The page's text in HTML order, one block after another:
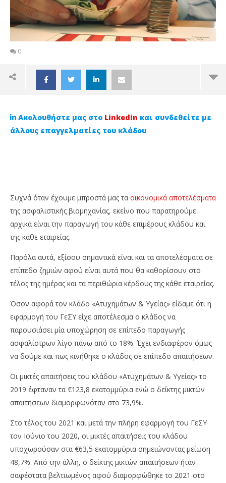
0
Αυξημένα τα τεχνικά κέρδη του Κλάδου
«Ατυχημάτων & Υγείας» μετά την εφαρμογή του
ΓεΣΥ!
3
2023
Cyprus
Insurance
Team
Ακολουθήστε μας στο Linkedin και συνδεθείτε με
άλλους επαγγελματίες του κλάδου
Συχνά όταν έχουμε μπροστά μας τα οικονομικά αποτελέσματα
της ασφαλιστικής βιομηχανίας, εκείνο που παρατηρούμε
αρχικά είναι την παραγωγή του κάθε επιμέρους κλάδου και
της κάθε εταιρείας.
Παρόλα αυτά, εξίσου σημαντικά είναι και τα αποτελέσματα σε
επίπεδο ζημιών αφού είναι αυτά που θα καθορίσουν στο
τέλος της ημέρας και τα περιθώρια κέρδους της κάθε εταιρείας.
Όσον αφορά τον κλάδο «Ατυχημάτων & Υγείας» είδαμε ότι η
εφαρμογή του ΓεΣΥ είχε αποτέλεσμα ο κλάδος να
παρουσιάσει μία υποχώρηση σε επίπεδο παραγωγής
ασφαλίστρων λίγο πάνω από το 18%. Έχει ενδιαφέρον όμως
να δούμε και πως κινήθηκε ο κλάδος σε επίπεδο απαιτήσεων.
Οι μικτές απαιτήσεις του κλάδου «Ατυχημάτων & Υγείας» το
2019 έφταναν τα €123,8 εκατομμύρια ενώ ο δείκτης μικτών
απαιτήσεων διαμορφωνόταν στο 73,9%.
Στο τέλος του 2021 και μετά την πλήρη εφαρμογή του ΓεΣΥ
τον Ιούνιο του 2020, οι μικτές απαιτήσεις του κλάδου
υποχωρούσαν στα €63,5 εκατομμύρια σημειώνοντας μείωση
48,7%. Από την άλλη, ο δείκτης μικτών απαιτήσεων ήταν
σαφέστατα βελτιωμένος αφού διαμορφώθηκε το 2021 στο